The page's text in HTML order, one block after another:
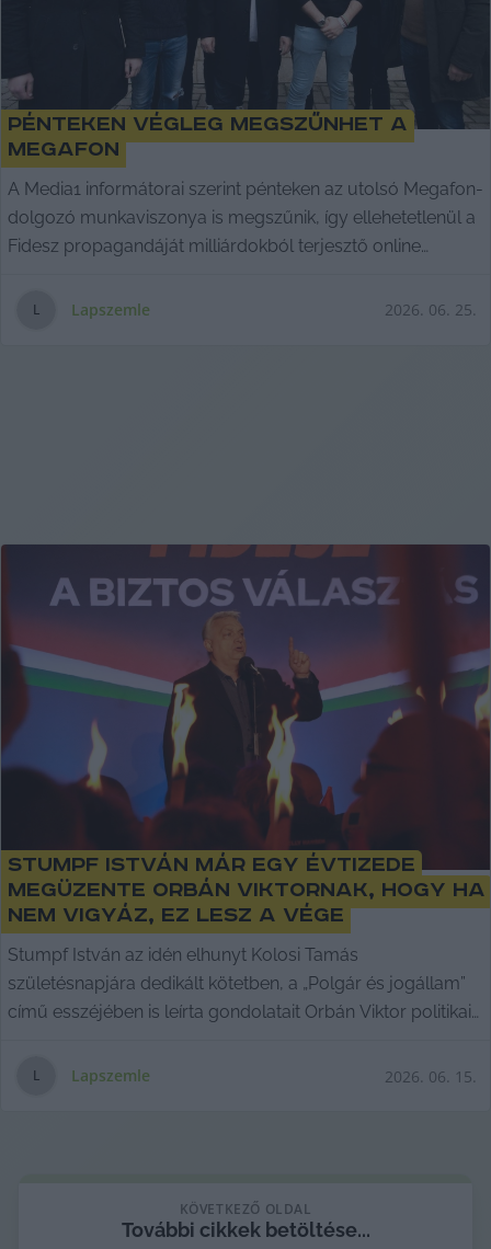
Pénteken végleg megszűnhet a
Megafon
A Media1 informátorai szerint pénteken az utolsó Megafon-
dolgozó munkaviszonya is megszűnik, így ellehetetlenül a
Fidesz propagandáját milliárdokból terjesztő online
L Lapszemle 2026. 06. 25.
Stumpf István már egy évtizede
megüzente Orbán Viktornak, hogy ha
nem vigyáz, ez lesz a vége
Stumpf István az idén elhunyt Kolosi Tamás
születésnapjára dedikált kötetben, a „Polgár és jogállam”
című esszéjében is leírta gondolatait Orbán Viktor politikai
L Lapszemle 2026. 06. 15.
KÖVETKEZŐ OLDAL
További cikkekbetöltése...